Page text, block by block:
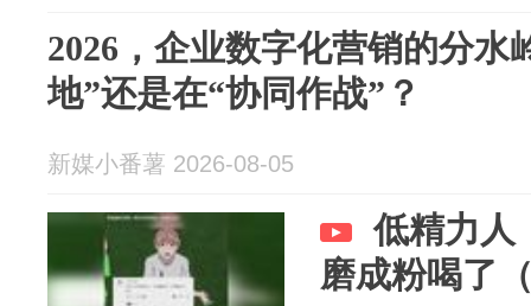
2026，企业数字化营销的分水
地”还是在“协同作战”？
新媒小番薯 2026-08-05
低精力人
磨成粉喝了